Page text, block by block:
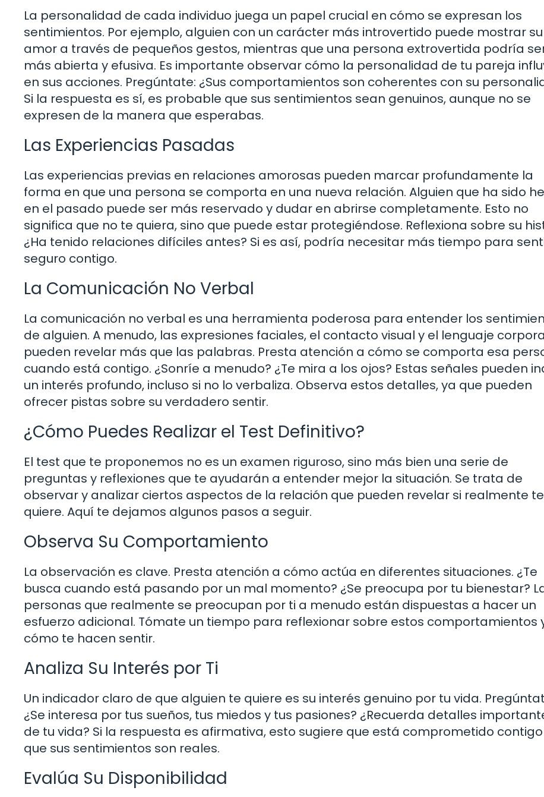
La personalidad de cada individuo juega un papel crucial en cómo se expresan los
sentimientos. Por ejemplo, alguien con un carácter más introvertido puede mostrar su
amor a través de pequeños gestos, mientras que una persona extrovertida podría
más abierta y efusiva. Es importante observar cómo la personalidad de tu pareja
en sus acciones. Pregúntate: ¿Sus comportamientos son coherentes con su
Si la respuesta es sí, es probable que sus sentimientos sean genuinos, aunque no se
expresen de la manera que esperabas.
Las Experiencias Pasadas
Las experiencias previas en relaciones amorosas pueden marcar profundamente la
forma en que una persona se comporta en una nueva relación. Alguien que ha sido
en el pasado puede ser más reservado y dudar en abrirse completamente. Esto no
significa que no te quiera, sino que puede estar protegiéndose. Reflexiona sobre su
¿Ha tenido relaciones difíciles antes? Si es así, podría necesitar más tiempo para
seguro contigo.
La Comunicación No Verbal
La comunicación no verbal es una herramienta poderosa para entender los
de alguien. A menudo, las expresiones faciales, el contacto visual y el lenguaje
pueden revelar más que las palabras. Presta atención a cómo se comporta esa
cuando está contigo. ¿Sonríe a menudo? ¿Te mira a los ojos? Estas señales pueden
un interés profundo, incluso si no lo verbaliza. Observa estos detalles, ya que pueden
ofrecer pistas sobre su verdadero sentir.
¿Cómo Puedes Realizar el Test Definitivo?
El test que te proponemos no es un examen riguroso, sino más bien una serie de
preguntas y reflexiones que te ayudarán a entender mejor la situación. Se trata de
observar y analizar ciertos aspectos de la relación que pueden revelar si realmente te
quiere. Aquí te dejamos algunos pasos a seguir.
Observa Su Comportamiento
La observación es clave. Presta atención a cómo actúa en diferentes situaciones. ¿Te
busca cuando está pasando por un mal momento? ¿Se preocupa por tu bienestar?
personas que realmente se preocupan por ti a menudo están dispuestas a hacer un
esfuerzo adicional. Tómate un tiempo para reflexionar sobre estos comportamientos
cómo te hacen sentir.
Analiza Su Interés por Ti
Un indicador claro de que alguien te quiere es su interés genuino por tu vida.
¿Se interesa por tus sueños, tus miedos y tus pasiones? ¿Recuerda detalles
de tu vida? Si la respuesta es afirmativa, esto sugiere que está comprometido
que sus sentimientos son reales.
Evalúa Su Disponibilidad